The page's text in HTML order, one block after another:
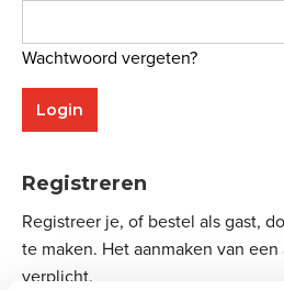
Wachtwoord vergeten?
Registreren
Registreer je, of bestel als gast,
te maken. Het aanmaken van
verplicht.